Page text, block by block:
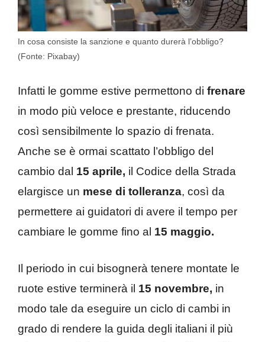
In cosa consiste la sanzione e quanto durerà l’obbligo?
(Fonte: Pixabay)
Infatti le gomme estive permettono di frenare
in modo più veloce e prestante, riducendo
così sensibilmente lo spazio di frenata.
Anche se è ormai scattato l’obbligo del
cambio dal 15 aprile, il Codice della Strada
elargisce un mese di tolleranza, così da
permettere ai guidatori di avere il tempo per
cambiare le gomme fino al 15 maggio.
Il periodo in cui bisognerà tenere montate le
ruote estive terminerà il 15 novembre, in
modo tale da eseguire un ciclo di cambi in
grado di rendere la guida degli italiani il più